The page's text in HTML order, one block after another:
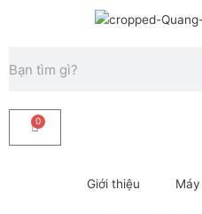
dung
kiếm
0
Cart
Giới thiệu